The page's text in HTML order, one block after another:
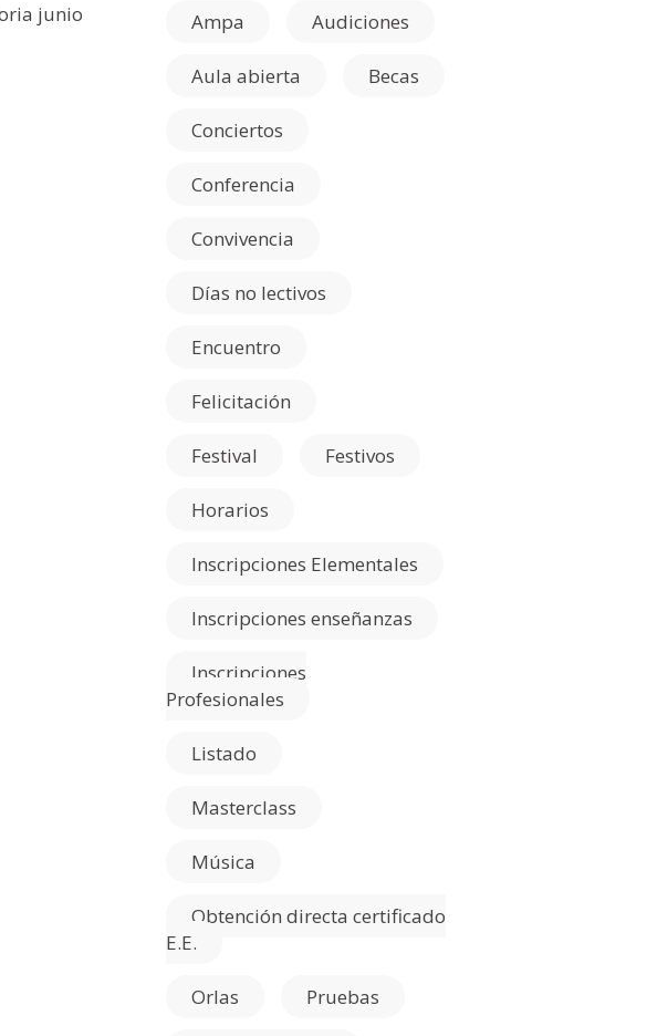
junio
Ampa Audiciones
Aula abierta Becas
Conciertos
Conferencia
Convivencia
Días no lectivos
Encuentro
Felicitación
Festival Festivos
Horarios
Inscripciones Elementales
Inscripciones enseñanzas
Inscripciones
Profesionales
Listado
Masterclass
Música
Obtención directa certificado
E.E.
Orlas Pruebas